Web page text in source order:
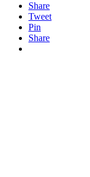
Share
Tweet
Pin
Share